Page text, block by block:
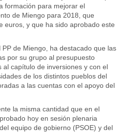
formación para mejorar el
de Miengo para 2018, que
euros, y que ha sido aprobado este
de Miengo, ha destacado que las
por su grupo al presupuesto
al capítulo de inversiones y con el
de los distintos pueblos del
a las cuentas con el apoyo del
la misma cantidad que en el
hoy en sesión plenaria
equipo de gobierno (PSOE) y del